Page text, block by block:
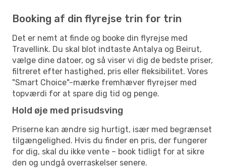
Booking af din flyrejse trin for trin
Det er nemt at finde og booke din flyrejse med
Travellink. Du skal blot indtaste Antalya og Beirut,
vælge dine datoer, og så viser vi dig de bedste priser,
filtreret efter hastighed, pris eller fleksibilitet. Vores
"Smart Choice"-mærke fremhæver flyrejser med
topværdi for at spare dig tid og penge.
Hold øje med prisudsving
Priserne kan ændre sig hurtigt, især med begrænset
tilgængelighed. Hvis du finder en pris, der fungerer
for dig, skal du ikke vente – book tidligt for at sikre
den og undgå overraskelser senere.